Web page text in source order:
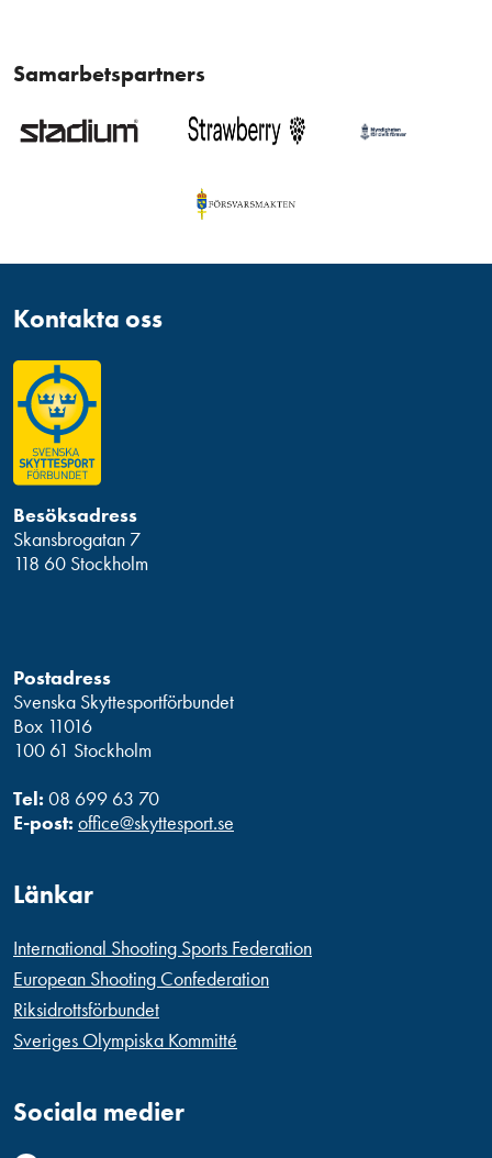
Samarbetspartners
Kontakta oss
Besöksadress
Skansbrogatan 7
118 60 Stockholm
Postadress
Svenska Skyttesportförbundet
Box 11016
100 61 Stockholm
Tel: 08 699 63 70
E-post: office@skyttesport.se
Länkar
International Shooting Sports Federation
European Shooting Confederation
Riksidrottsförbundet
Sveriges Olympiska Kommitté
Sociala medier